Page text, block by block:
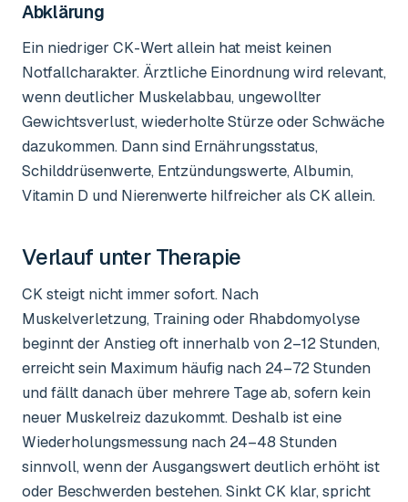
Abklärung
Ein niedriger CK-Wert allein hat meist keinen
Notfallcharakter. Ärztliche Einordnung wird relevant,
wenn deutlicher Muskelabbau, ungewollter
Gewichtsverlust, wiederholte Stürze oder Schwäche
dazukommen. Dann sind Ernährungsstatus,
Schilddrüsenwerte, Entzündungswerte, Albumin,
Vitamin D und Nierenwerte hilfreicher als CK allein.
Verlauf unter Therapie
CK steigt nicht immer sofort. Nach
Muskelverletzung, Training oder Rhabdomyolyse
beginnt der Anstieg oft innerhalb von 2–12 Stunden,
erreicht sein Maximum häufig nach 24–72 Stunden
und fällt danach über mehrere Tage ab, sofern kein
neuer Muskelreiz dazukommt. Deshalb ist eine
Wiederholungsmessung nach 24–48 Stunden
sinnvoll, wenn der Ausgangswert deutlich erhöht ist
oder Beschwerden bestehen. Sinkt CK klar, spricht